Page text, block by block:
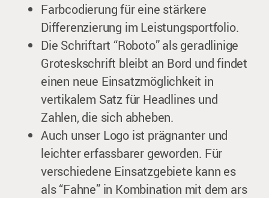
Farbcodierung für eine stärkere
Differenzierung im Leistungsportfolio.
Die Schriftart “Roboto” als geradlinige
Groteskschrift bleibt an Bord und findet
einen neue Einsatzmöglichkeit in
vertikalem Satz für Headlines und
Zahlen, die sich abheben.
Auch unser Logo ist prägnanter und
leichter erfassbarer geworden. Für
verschiedene Einsatzgebiete kann es
als “Fahne” in Kombination mit dem ars